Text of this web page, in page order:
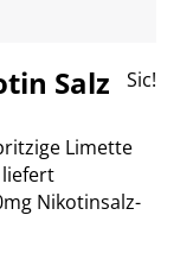
Salz
Sic!
Limette
liefert
Nikotinsalz-